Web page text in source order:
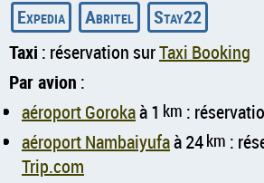
Expedia
Abritel
Stay22
Taxi : réservation surTaxi Booking
Par avion :
aéroport Gorokaà 1 km :
aéroport Nambaiyufaà 24km :
Trip.com